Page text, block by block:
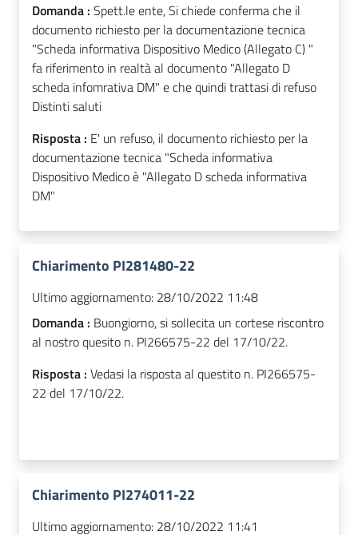
Domanda : Spett.le ente, Si chiede conferma che il
documento richiesto per la documentazione tecnica
"Scheda informativa Dispositivo Medico (Allegato C) "
fa riferimento in realtà al documento "Allegato D
scheda infomrativa DM" e che quindi trattasi di refuso
Distinti saluti
Risposta : E' un refuso, il documento richiesto per la
documentazione tecnica "Scheda informativa
Dispositivo Medico è "Allegato D scheda informativa
DM"
Chiarimento PI281480-22
Ultimo aggiornamento: 28/10/2022 11:48
Domanda : Buongiorno, si sollecita un cortese riscontro
al nostro quesito n. PI266575-22 del 17/10/22.
Risposta : Vedasi la risposta al questito n. PI266575-
22 del 17/10/22.
Chiarimento PI274011-22
Ultimo aggiornamento: 28/10/2022 11:41